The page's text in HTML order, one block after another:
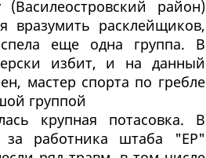
район)
вразумить расклейщиков,
еще одна группа. В
избит, и на данный
мастер спорта по гребле
группой
крупная потасовка. В
за работника штаба "ЕР"